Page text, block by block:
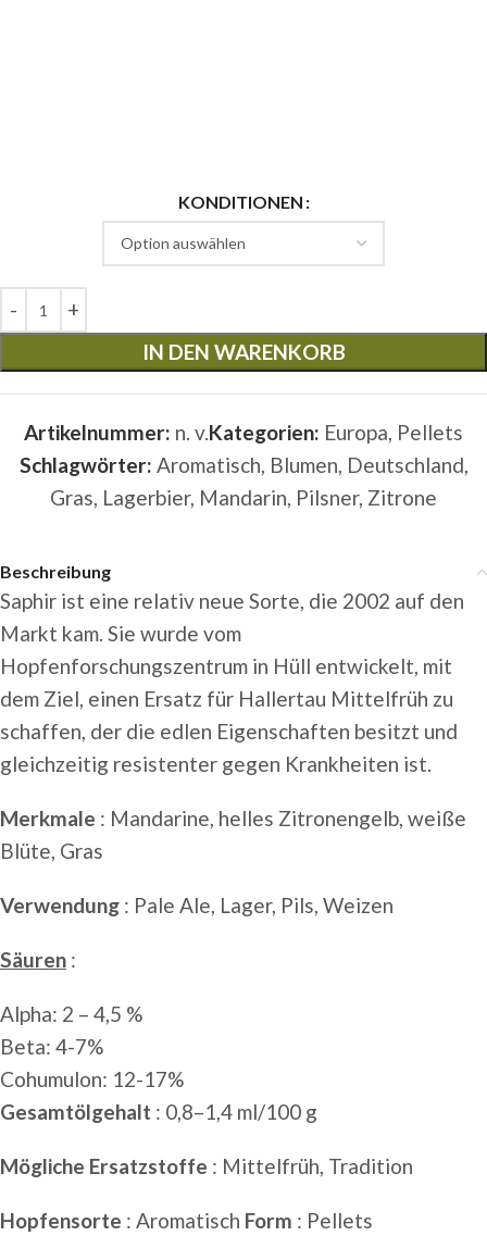
KONDITIONEN
IN DEN WARENKORB
Artikelnummer: n. v.Kategorien: Europa, Pellets
Schlagwörter: Aromatisch, Blumen, Deutschland,
Gras, Lagerbier, Mandarin, Pilsner, Zitrone
Beschreibung
Saphir ist eine relativ neue Sorte, die 2002 auf den
Markt kam. Sie wurde vom
Hopfenforschungszentrum in Hüll entwickelt, mit
dem Ziel, einen Ersatz für Hallertau Mittelfrüh zu
schaffen, der die edlen Eigenschaften besitzt und
gleichzeitig resistenter gegen Krankheiten ist.
Merkmale : Mandarine, helles Zitronengelb, weiße
Blüte, Gras
Verwendung : Pale Ale, Lager, Pils, Weizen
Säuren :
Alpha: 2 – 4,5 %
Beta: 4-7%
Cohumulon: 12-17%
Gesamtölgehalt : 0,8–1,4 ml/100 g
Mögliche Ersatzstoffe : Mittelfrüh, Tradition
Hopfensorte : Aromatisch Form : Pellets